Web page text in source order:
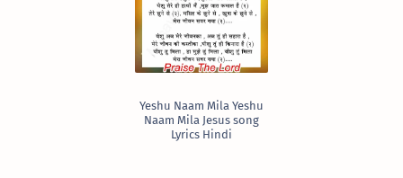
Yeshu Naam Mila Yeshu
Naam Mila Jesus song
Lyrics Hindi